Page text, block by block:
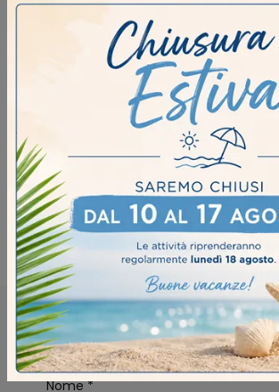
CONTINUA A NAVIGARE
Tavoli Target Point Castelleone
Tavoli Target Point Cremona
Tavoli Target Point Fidenza
Tavoli Target Point Soresina
RICHIEDI MAGGIORI